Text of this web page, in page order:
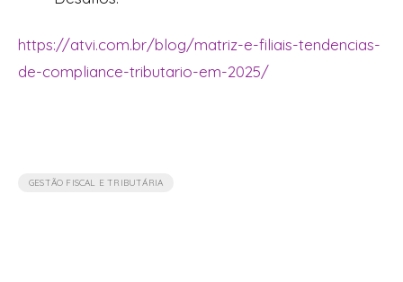
https://atvi.com.br/blog/matriz-e-filiais-tendencias-
de-compliance-tributario-em-2025/
GESTÃO FISCAL E TRIBUTÁRIA